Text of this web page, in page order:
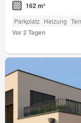
162 m²
Parkplatz Heizung
Vor 2 Tagen